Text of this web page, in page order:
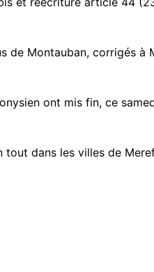
Montauban, corrigés
ont mis fin, ce
dans les villes de